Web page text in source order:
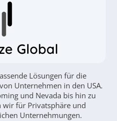
Global
Lösungen für die
Unternehmen in den USA.
und Nevada bis hin zu
wir für Privatsphäre und
Unternehmungen.